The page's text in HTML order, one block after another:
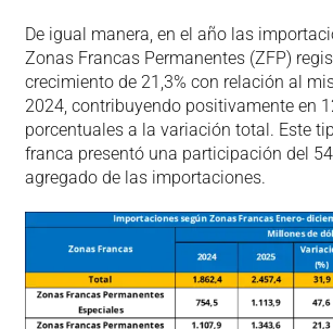
De igual manera, en el año las
Zonas Francas Permanentes (ZFP)
crecimiento de 21,3% con relación al
2024, contribuyendo positivamente en
porcentuales a la variación total. Este
franca presentó una participación del
agregado de las importaciones.